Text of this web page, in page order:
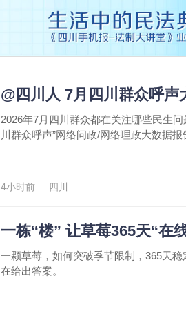
@四川人 7月四川群众呼声
2026年7月四川群众都在关注哪些民生
川群众呼声”网络问政/网络理政大数据报
4小时前 四川
一栋“楼” 让草莓365天“在
一颗草莓，如何突破季节限制，365天
在给出答案。